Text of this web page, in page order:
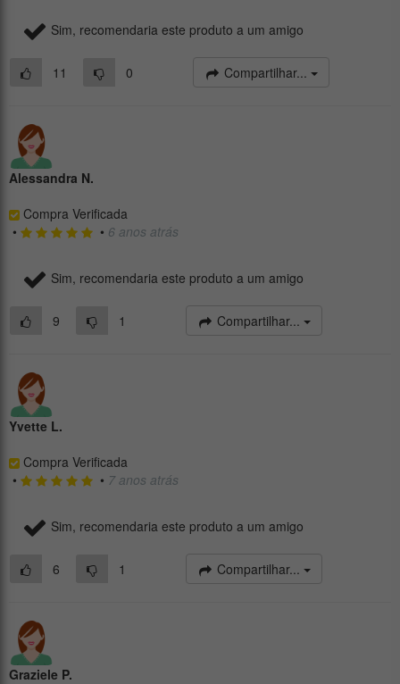
Sim, recomendaria este produto a um amigo
11 0 Compartilhar...
Alessandra N.
Compra Verificada
•
• 6 anos atrás
Sim, recomendaria este produto a um amigo
9 1 Compartilhar...
Yvette L.
Compra Verificada
•
• 7 anos atrás
Sim, recomendaria este produto a um amigo
6 1 Compartilhar...
Graziele P.